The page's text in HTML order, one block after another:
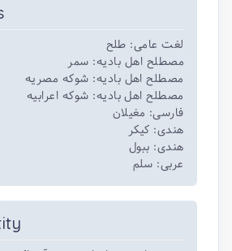
لغت عامی: طلح
مصطلح اهل بادیه: سمر
مصطلح اهل بادیه: شوکه مصریه
مصطلح اهل بادیه: شوکه اعرابیه
فارسی: مغیلان
هندی: کیکر
هندی: ببول
عربی: سلم